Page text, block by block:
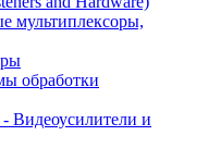
мультиплексоры,
обработки
Видеоусилители и